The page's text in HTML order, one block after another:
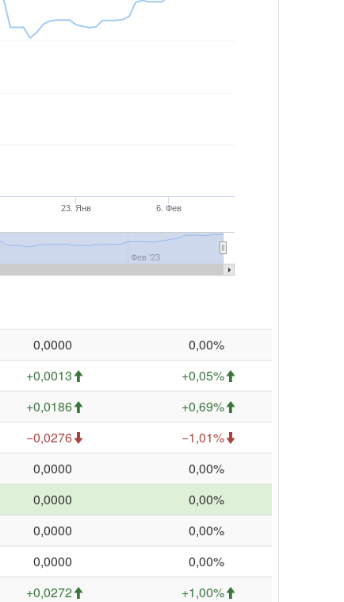
23. Янв 6. Фев
Фев '23
0,0000
0,00%
+0,0013
+0,05%
+0,0186
+0,69%
−0,0276
−1,01%
0,0000
0,00%
0,0000
0,00%
0,0000
0,00%
0,0000
0,00%
+0,0272
+1,00%